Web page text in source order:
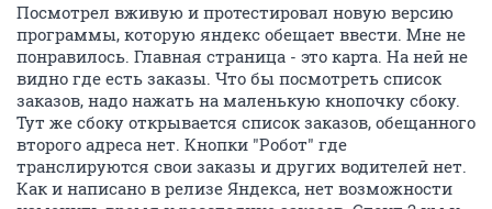
Посмотрел вживую и протестировал новую версию
программы, которую яндекс обещает ввести. Мне не
понравилось. Главная страница - это карта. На ней не
видно где есть заказы. Что бы посмотреть список
заказов, надо нажать на маленькую кнопочку сбоку.
Тут же сбоку открывается список заказов, обещанного
второго адреса нет. Кнопки "Робот" где
транслируются свои заказы и других водителей нет.
Как и написано в релизе Яндекса, нет возможности